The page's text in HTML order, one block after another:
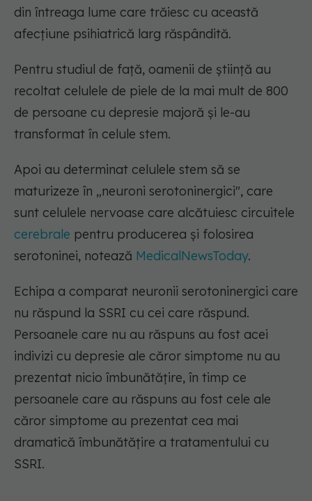
din întreaga lume care trăiesc cu această
afecțiune psihiatrică larg răspândită.
Pentru studiul de față, oamenii de știință au
recoltat celulele de piele de la mai mult de 800
de persoane cu depresie majoră și le-au
transformat în celule stem.
Apoi au determinat celulele stem să se
maturizeze în „neuroni serotoninergici", care
sunt celulele nervoase care alcătuiesc circuitele
cerebrale pentru producerea și folosirea
serotoninei, notează MedicalNewsToday.
Echipa a comparat neuronii serotoninergici care
nu răspund la SSRI cu cei care răspund.
Persoanele care nu au răspuns au fost acei
indivizi cu depresie ale căror simptome nu au
prezentat nicio îmbunătățire, în timp ce
persoanele care au răspuns au fost cele ale
căror simptome au prezentat cea mai
dramatică îmbunătățire a tratamentului cu
SSRI.